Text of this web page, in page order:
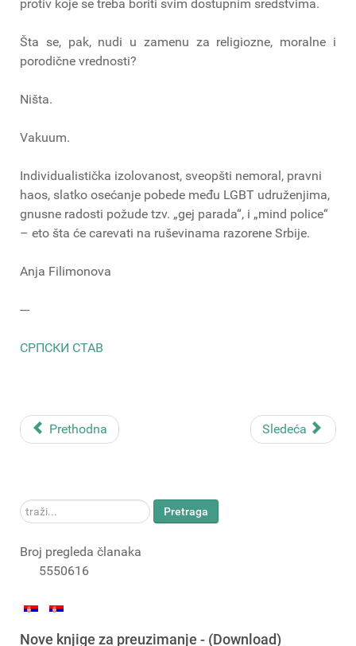
protiv koje se treba boriti svim dostupnim sredstvima.
Šta se, pak, nudi u zamenu za religiozne, moralne i
porodične vrednosti?
Ništa.
Vakuum.
Individualistička izolovanost, sveopšti nemoral, pravni
haos, slatko osećanje pobede među LGBT udruženjima,
gnusne radosti požude tzv. „gej parada“, i „mind police“
– eto šta će carevati na ruševinama razorene Srbije.
Anja Filimonova
---
СРПСКИ СТАВ
Prethodna Sledeća
traži... Pretraga
Broj pregleda članaka
5550616
Nove knjige za preuzimanje - (Download)